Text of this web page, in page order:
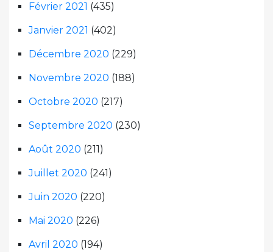
Février 2021 (435)
Janvier 2021 (402)
Décembre 2020 (229)
Novembre 2020 (188)
Octobre 2020 (217)
Septembre 2020 (230)
Août 2020 (211)
Juillet 2020 (241)
Juin 2020 (220)
Mai 2020 (226)
Avril 2020 (194)